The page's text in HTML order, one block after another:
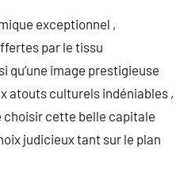
exceptionnel ,
par le tissu
qu’une image prestigieuse
atouts culturels indéniables ,
choisir cette belle capitale
judicieux tant sur le plan